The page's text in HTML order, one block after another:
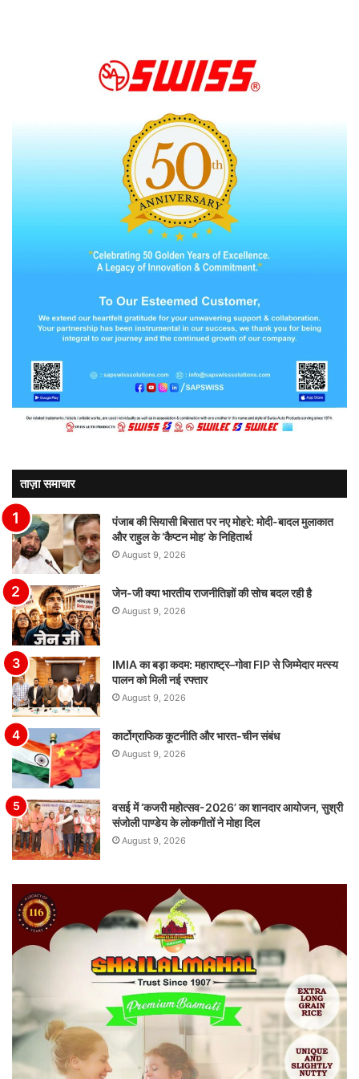
ताज़ा समाचार
पंजाब की सियासी बिसात पर नए मोहरे: मोदी-बादल मुलाकात
और राहुल के ‘कैप्टन मोह’ के निहितार्थ
August 9, 2026
जेन-जी क्या भारतीय राजनीतिज्ञों की सोच बदल रही है
August 9, 2026
IMIA का बड़ा कदम: महाराष्ट्र–गोवा FIP से जिम्मेदार मत्स्य
पालन को मिली नई रफ्तार
August 9, 2026
कार्टोग्राफिक कूटनीति और भारत-चीन संबंध
August 9, 2026
वसई में ‘कजरी महोत्सव-2026’ का शानदार आयोजन, सुश्री
संजोली पाण्डेय के लोकगीतों ने मोहा दिल
August 9, 2026